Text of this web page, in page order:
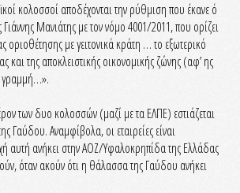
κολοσσοί αποδέχονται την ρύθμιση που έκανε ό
Γιάννης Μανιάτης με τον νόμο 4001/2011, που ορίζει
οριοθέτησης με γειτονικά κράτη … το εξωτερικό
και της αποκλειστικής οικονομικής ζώνης (αφ’ ης
γραμμή…».
των δυο κολοσσών (μαζί με τα ΕΛΠΕ) εστιάζεται
Γαύδου. Αναμφίβολα, οι εταιρείες είναι
αυτή ανήκει στην ΑΟΖ/Υφαλοκρηπίδα της Ελλάδας
όταν ακούν ότι η θάλασσα της Γαύδου ανήκει